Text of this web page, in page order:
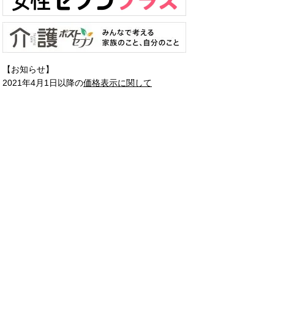
【お知らせ】
2021年4月1日以降の価格表示に関して